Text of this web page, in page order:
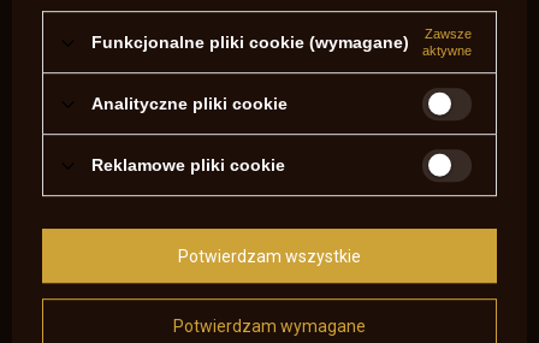
NAPISZ SWOJĄ OPINIĘ
Twoja ocena:
5/5
Funkcjonalne pliki cookie (wymagane)
Zawsze
aktywne
Analityczne pliki cookie
Reklamowe pliki cookie
Potwierdzam wymagane
Potwierdzam wszystkie